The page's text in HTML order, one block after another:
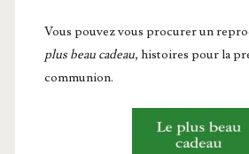
Vous pou­vez vous pro­cu­rer un
plus beau cadeau, histoires pour la
communion.